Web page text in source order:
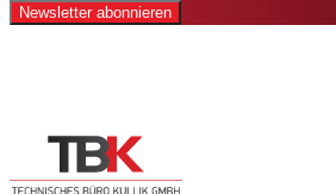
Newsletter abonnieren